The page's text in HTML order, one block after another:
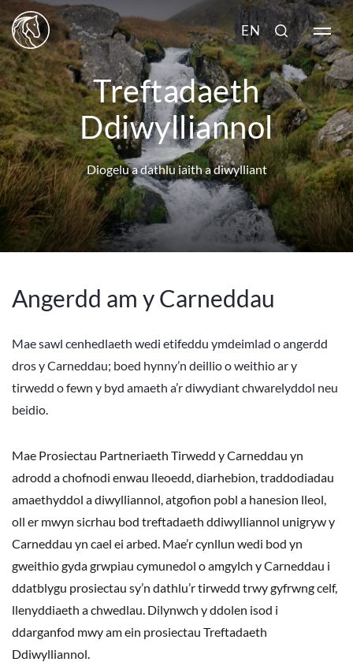
EN
Treftadaeth
Ddiwylliannol
Diogelu a dathlu iaith a diwylliant
Angerdd am y Carneddau
Mae sawl cenhedlaeth wedi etifeddu ymdeimlad o angerdd
dros y Carneddau; boed hynny’n deillio o weithio ar y
tirwedd o fewn y byd amaeth a’r diwydiant chwarelyddol neu
beidio.
Mae Prosiectau Partneriaeth Tirwedd y Carneddau yn
adrodd a chofnodi enwau lleoedd, diarhebion, traddodiadau
amaethyddol a diwylliannol, atgofion pobl a hanesion lleol,
oll er mwyn sicrhau bod treftadaeth ddiwylliannol unigryw y
Carneddau yn cael ei arbed. Mae’r cynllun wedi bod yn
gweithio gyda grwpiau cymunedol o amgylch y Carneddau i
ddatblygu prosiectau sy’n dathlu’r tirwedd trwy gyfrwng celf,
llenyddiaeth a chwedlau. Dilynwch y ddolen isod i
ddarganfod mwy am ein prosiectau Treftadaeth
Ddiwylliannol.